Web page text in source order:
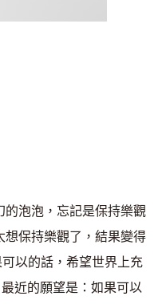
的泡泡，忘記是保持樂觀
想保持樂觀了，結果變得
以的話，希望世界上充
近的願望是：如果可以